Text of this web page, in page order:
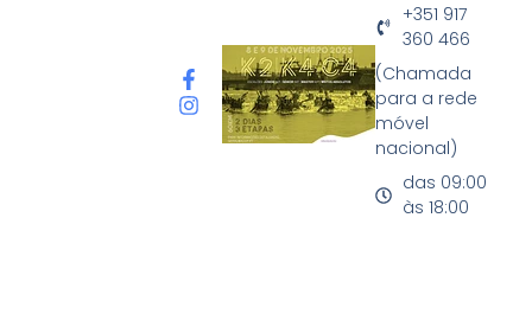
+351 917
360 466
(Chamada
para a rede
móvel
nacional)
das 09:00
às 18:00